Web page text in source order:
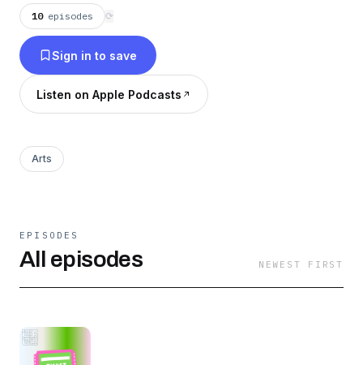
网: fakefestival.org 新浪微博: @道听途说播客 微
信公众平台: 假艺术节 小红书号: fakefestival 主题
音乐 © 孙大肆 联络邮箱: info@fakefestival.org
10 episodes ⟳
Sign in to save
Listen on Apple Podcasts
Arts
EPISODES
All episodes NEWEST FIRST